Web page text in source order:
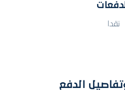
نقدا
الدفع